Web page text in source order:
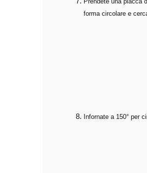
forma circolare e
Infornate a 150° per